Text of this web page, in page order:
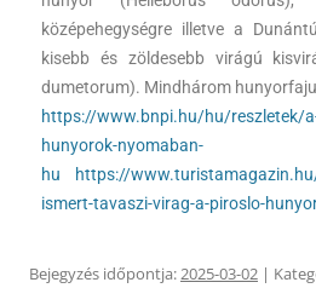
középehegységre illetve a
kisebb és zöldesebb virágú
dumetorum). Mindhárom
https://www.bnpi.hu/hu/reszletek/
hunyorok-nyomaban-
hu
https://
ismert-tavaszi-virag-a-piroslo-
Bejegyzés időpontja:2025-03-02 |